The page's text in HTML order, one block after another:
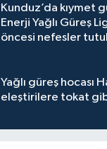
Kunduz’da kıymet
Enerji Yağlı Güreş
öncesi nefesler
Yağlı güreş hocası
eleştirilere tokat